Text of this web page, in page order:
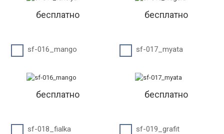
бесплатно бесплатно
sf-016_mango
бесплатно
sf-017_myata
бесплатно
sf-018_fialka sf-019_grafit